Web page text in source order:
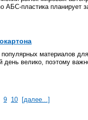
АБС-пластика планирует
материалов
день велико, поэтому
9 10 [далее...]